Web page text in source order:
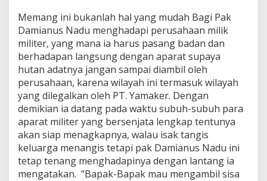
Memang ini bukanlah hal yang mudah Bagi Pak
Damianus Nadu menghadapi perusahaan milik
militer, yang mana ia harus pasang badan dan
berhadapan langsung dengan aparat supaya
hutan adatnya jangan sampai diambil oleh
perusahaan, karena wilayah ini termasuk wilayah
yang dilegalkan oleh PT. Yamaker. Dengan
demikian ia datang pada waktu subuh-subuh para
aparat militer yang bersenjata lengkap tentunya
akan siap menagkapnya, walau isak tangis
keluarga menangis tetapi pak Damianus Nadu ini
tetap tenang menghadapinya dengan lantang ia
mengatakan. ”Bapak-Bapak mau mengambil sisa